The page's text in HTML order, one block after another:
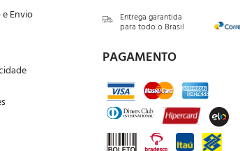
Envio
Entrega garantida
para todo o Brasil
PAGAMENTO